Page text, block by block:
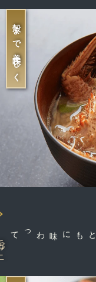
殻まで美味しく
とともに味わって